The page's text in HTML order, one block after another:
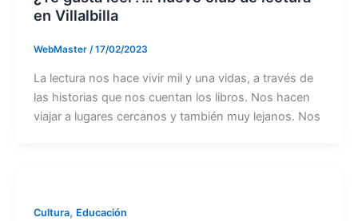
en Villalbilla
WebMaster /17/02/2023
La lectura nos hace vivir mil y una vidas, a través de
las historias que nos cuentan los libros. Nos hacen
viajar a lugares cercanos y también muy lejanos. Nos
Cultura, Educación